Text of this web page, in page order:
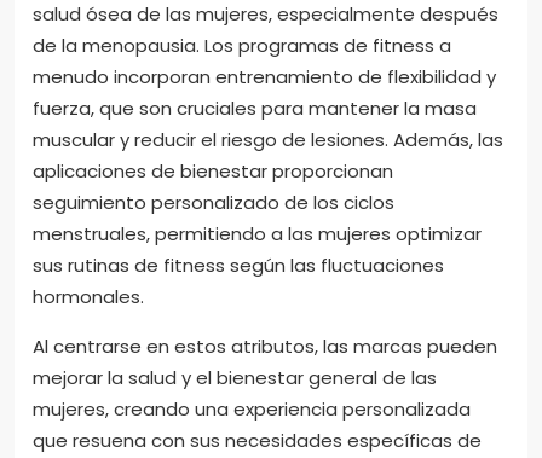
salud ósea de las mujeres, especialmente después
de la menopausia. Los programas de fitness a
menudo incorporan entrenamiento de flexibilidad y
fuerza, que son cruciales para mantener la masa
muscular y reducir el riesgo de lesiones. Además, las
aplicaciones de bienestar proporcionan
seguimiento personalizado de los ciclos
menstruales, permitiendo a las mujeres optimizar
sus rutinas de fitness según las fluctuaciones
hormonales.
Al centrarse en estos atributos, las marcas pueden
mejorar la salud y el bienestar general de las
mujeres, creando una experiencia personalizada
que resuena con sus necesidades específicas de